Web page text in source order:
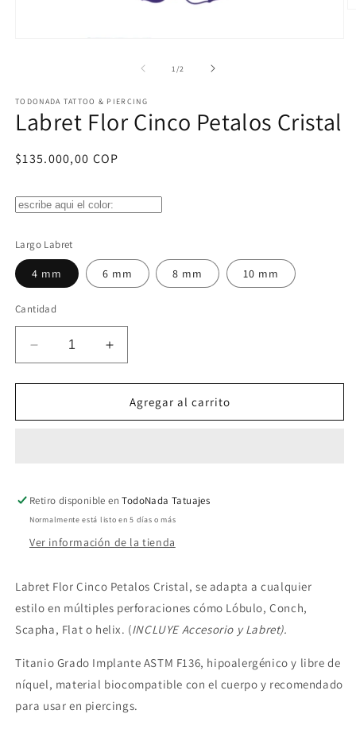
una
ventana
modal
1/de2
TODONADA TATTOO & PIERCING
Labret Flor Cinco Petalos Cristal
Precio
$135.000,00 COP
Largo Labret
4 mm 6 mm 8 mm 10 mm
Cantidad
Reducir
cantidad
para
Flor
Aumentar
cantidad
para
Labret
Flor
Agregar al carrito
Retiro disponible enTodoNada Tatuajes
Normalmente está listo en 5 días o más
Ver información de la tienda
Labret Flor Cinco Petalos Cristal, se adapta a cualquier
estilo en múltiples perforaciones cómo Lóbulo, Conch,
Scapha, Flat o helix. (INCLUYE Accesorio y Labret).
Titanio Grado Implante ASTM F136, hipoalergénico y libre de
níquel, material biocompatible con el cuerpo y recomendado
para usar en piercings.